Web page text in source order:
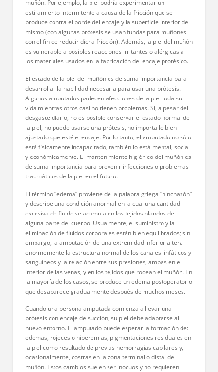
muñón. Por ejemplo, la piel podría experimentar un
estiramiento intermitente a causa de la fricción que se
produce contra el borde del encaje y la superficie interior del
mismo (con algunas prótesis se usan fundas para muñones
con el fin de reducir dicha fricción). Además, la piel del muñón
es vulnerable a posibles reacciones irritantes o alérgicas a
los materiales usados en la fabricación del encaje protésico.
El estado de la piel del muñón es de suma importancia para
desarrollar la habilidad necesaria para usar una prótesis.
Algunos amputados padecen afecciones de la piel toda su
vida mientras otros casi no tienen problemas. Si, a pesar del
desgaste diario, no es posible conservar el estado normal de
la piel, no puede usarse una prótesis, no importa lo bien
ajustado que esté el encaje. Por lo tanto, el amputado no sólo
está físicamente incapacitado, también lo está mental, social
y económicamente. El mantenimiento higiénico del muñón es
de suma importancia para prevenir infecciones o problemas
traumáticos de la piel en el futuro.
El término “edema” proviene de la palabra griega “hinchazón”
y describe una condición anormal en la cual una cantidad
excesiva de fluido se acumula en los tejidos blandos de
alguna parte del cuerpo. Usualmente, el suministro y la
eliminación de fluidos corporales están bien equilibrados; sin
embargo, la amputación de una extremidad inferior altera
enormemente la estructura normal de los canales linfáticos y
sanguíneos y la relación entre sus presiones, ambas en el
interior de las venas, y en los tejidos que rodean el muñón. En
la mayoría de los casos, se produce un edema postoperatorio
que desaparece gradualmente después de muchos meses.
Cuando una persona amputada comienza a llevar una
prótesis con encaje de succión, su piel debe adaptarse al
nuevo entorno. El amputado puede esperar la formación de:
edemas, rojeces o hiperemias, pigmentaciones residuales en
la piel como resultado de previas hemorragias capilares y,
ocasionalmente, costras en la zona terminal o distal del
muñón. Estos cambios suelen ser inocuos y no requieren